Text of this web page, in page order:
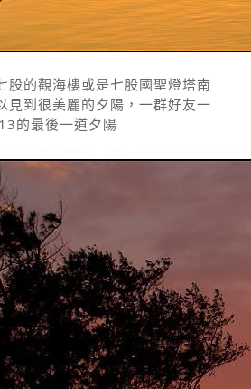
股的觀海樓或是七股國聖燈塔南
見到很美麗的夕陽，一群好友一
的最後一道夕陽